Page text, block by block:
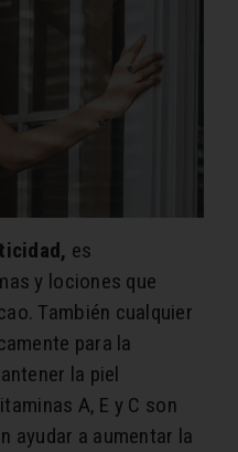
es
y lociones que
También cualquier
para la
la piel
A, E y C son
ayudar a aumentar la